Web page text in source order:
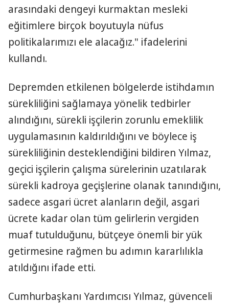
arasındaki dengeyi kurmaktan mesleki
eğitimlere birçok boyutuyla nüfus
politikalarımızı ele alacağız." ifadelerini
kullandı.
Depremden etkilenen bölgelerde istihdamın
sürekliliğini sağlamaya yönelik tedbirler
alındığını, sürekli işçilerin zorunlu emeklilik
uygulamasının kaldırıldığını ve böylece iş
sürekliliğinin desteklendiğini bildiren Yılmaz,
geçici işçilerin çalışma sürelerinin uzatılarak
sürekli kadroya geçişlerine olanak tanındığını,
sadece asgari ücret alanların değil, asgari
ücrete kadar olan tüm gelirlerin vergiden
muaf tutulduğunu, bütçeye önemli bir yük
getirmesine rağmen bu adımın kararlılıkla
atıldığını ifade etti.
Cumhurbaşkanı Yardımcısı Yılmaz, güvenceli